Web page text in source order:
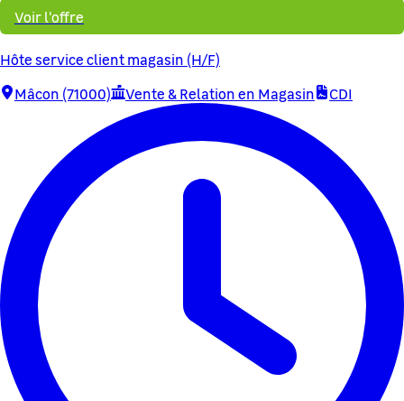
Voir l'offre
Hôte service client magasin (H/F)
Mâcon (71000)
Vente & Relation en Magasin CDI